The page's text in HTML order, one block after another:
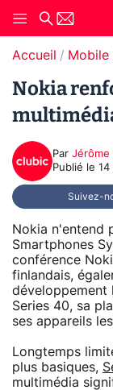
Accueil Mobile
Nokia
Par Jérôme
Publié le 14
Suivez-
Nokia n'entend
Smartphones
conférence
finlandais,
développement
Series 40, sa
ses appareils
Longtemps
plus basiques,
multimédia